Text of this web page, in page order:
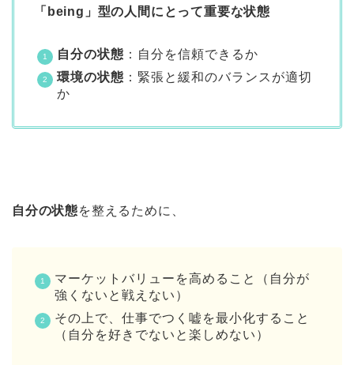
「being」型の人間にとって重要な状態
自分の状態 ：自分を信頼できるか
環境の状態 ：緊張と緩和のバランスが適切
か
自分の状態を整えるために、
マーケットバリューを高めること（自分が
強くないと戦えない）
その上で、仕事でつく嘘を最小化すること
（自分を好きでないと楽しめない）